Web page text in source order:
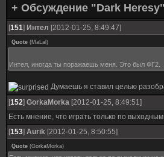
+ Обсуждение "Dark Heresy"
[151] Интел [2012-01-25, 8:49:47]
Quote (MaLal )
Интел, иногда ты поражаешь меня. Это был ФГ2.
Думаешь я ставил целью
[152] GorkaMorka [2012-01-25, 8:49:51]
Есть мнение, что играть только по
[153] Aurik [2012-01-25, 8:50:55]
Quote (GorkaMorka)